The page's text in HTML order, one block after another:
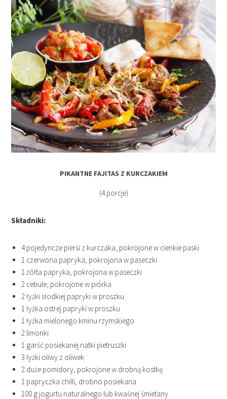
PIKANTNE FAJITAS Z KURCZAKIEM
(4 porcje)
Składniki:
4 pojedyncze piersi z kurczaka, pokrojone w cienkie paski
1 czerwona papryka, pokrojona w paseczki
1 żółta papryka, pokrojona w paseczki
2 cebule, pokrojone w piórka
2 łyżki słodkiej papryki w proszku
1 łyżka ostrej papryki w proszku
1 łyżka mielonego kminu rzymskiego
2 limonki
1 garść posiekanej natki pietruszki
3 łyżki oliwy z oliwek
2 duże pomidory, pokrojone w drobną kostkę
1 papryczka chilli, drobno posiekana
100 g jogurtu naturalnego lub kwaśnej śmietany